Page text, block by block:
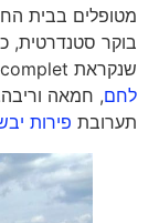
מטופלים בבית
בוקר סטנדרטית,
שנקראת Birchermüesli complet שכוללת קפה עם
לחם, חמאה וריבה.
תערובתפירות יבשים